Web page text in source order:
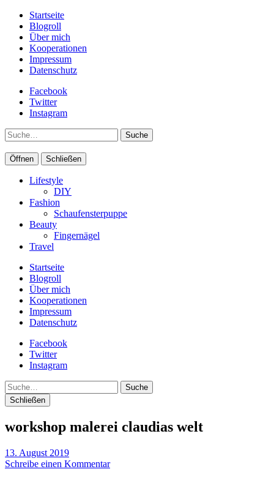
Startseite
Blogroll
Über mich
Kooperationen
Impressum
Datenschutz
Facebook
Twitter
Instagram
Suche
Öffnen Schließen
Lifestyle
DIY
Fashion
Schaufensterpuppe
Beauty
Fingernägel
Travel
Startseite
Blogroll
Über mich
Kooperationen
Impressum
Datenschutz
Facebook
Twitter
Instagram
Suche
Schließen
workshop malerei claudias welt
13. August 2019
Schreibe einen Kommentar